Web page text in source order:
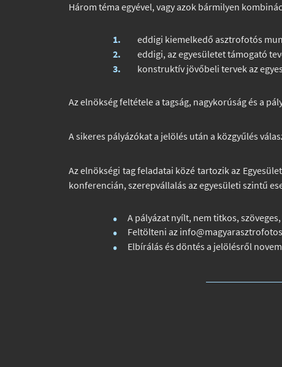
Három téma egyével, vagy azok bármilyen
eddigi kiemelkedő asztrofotós
eddigi, az egyesületet támogató
konstruktív jövőbeli tervek az
Az elnökség feltétele a tagság, nagykorúság és a
A sikeres pályázókat a jelölés után a közgyűlés
Az elnökségi tag feladatai közé tartozik az
konferencián, szerepvállalás az egyesületi szintű
A pályázat nyílt, nem titkos,
Feltölteni az
Elbírálás és döntés a jelölésről